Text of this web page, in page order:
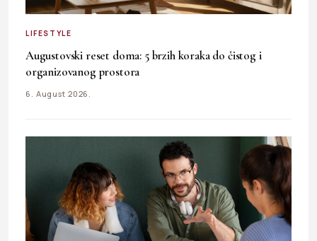
LIFESTYLE
Augustovski reset doma: 5 brzih koraka do čistog i
organizovanog prostora
6. August 2026.